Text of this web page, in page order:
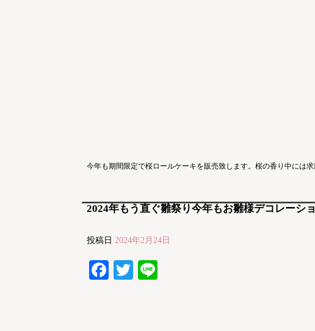
今年も期間限定で桜ロールケーキを販売致します。桜の香り中には
2024年もう直ぐ雛祭り今年もお雛様デコレーシ
投稿日 2024年2月24日
Facebook
Twitter